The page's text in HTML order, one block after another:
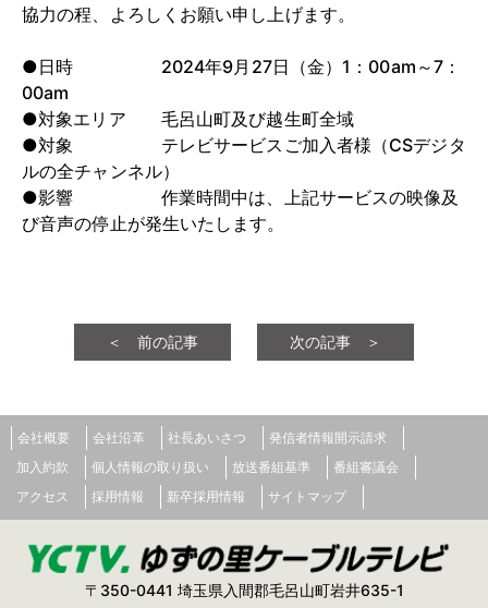
協力の程、よろしくお願い申し上げます。
●日時 2024年9月27日（金）1：00am～7：
00am
●対象エリア 毛呂山町及び越生町全域
●対象 テレビサービスご加入者様（CSデジタ
ルの全チャンネル）
●影響 作業時間中は、上記サービスの映像及
び音声の停止が発生いたします。
＜ 前の記事 次の記事 ＞
会社概要 会社沿革 社長あいさつ
発信者情報開示請求
加入約款
個人情報の取り扱い 放送番組基準
番組審議会
アクセス
採用情報 新卒採用情報 サイトマップ
〒350-0441 埼玉県入間郡毛呂山町岩井635-1